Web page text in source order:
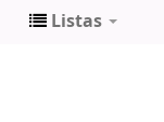
Listas